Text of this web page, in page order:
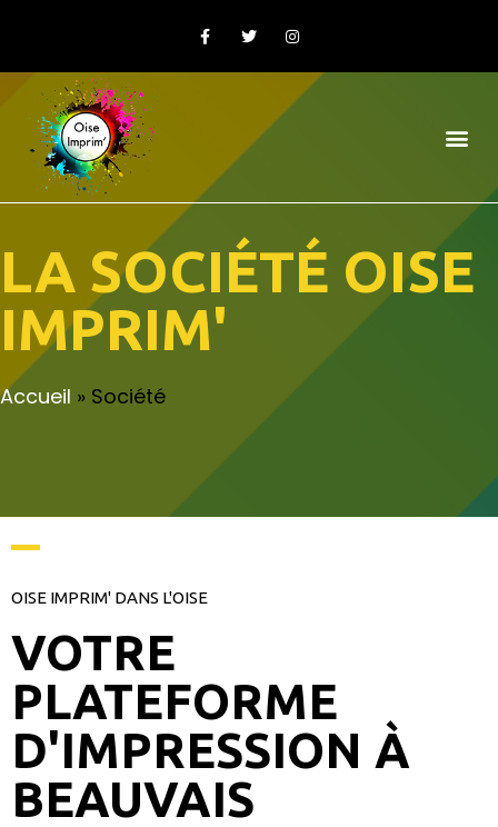
LA SOCIÉTÉ OISE
IMPRIM'
Accueil » Société
OISE IMPRIM' DANS L'OISE
VOTRE
PLATEFORME
D'IMPRESSION À
BEAUVAIS